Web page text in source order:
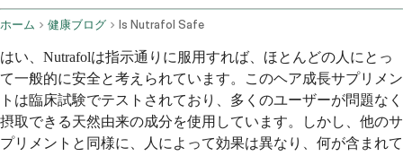
ホーム 健康ブログ Is Nutrafol Safe
はい、Nutrafolは指示通りに服用すれば、ほとんどの人にとっ
て一般的に安全と考えられています。このヘア成長サプリメン
トは臨床試験でテストされており、多くのユーザーが問題なく
摂取できる天然由来の成分を使用しています。しかし、他のサ
プリメントと同様に、人によって効果は異なり、何が含まれて